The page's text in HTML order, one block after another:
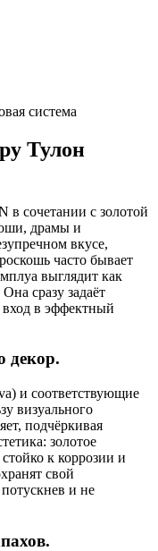
система
Тулон
в сочетании с золотой
драмы и
вкусе,
часто бывает
выглядит как
сразу задаёт
в эффектный
декор.
и соответствующие
визуального
подчёркивая
золотое
к коррозии и
свой
и не